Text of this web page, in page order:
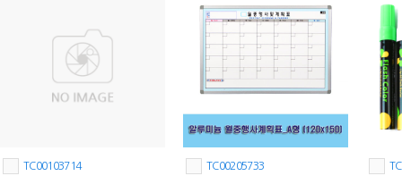
TC00103714
TC00205733